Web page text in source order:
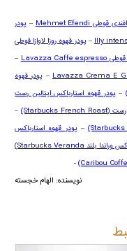
قوطیMehmet Efendi
–پودر
Illy
–پودر قهوه روزا لاوازا قوطی
قوطیLavazza Caffe espresso
–
Lavazza Crema E
– پودر قهوه
–پودر قهوه استارباکس ایتالین رست
رست(Starbucks French Roast)
–
–پودر قهوه استارباکس
وراندابلند(Starbucks Veranda
(Caribou
-
نویسنده: الهام خجسته